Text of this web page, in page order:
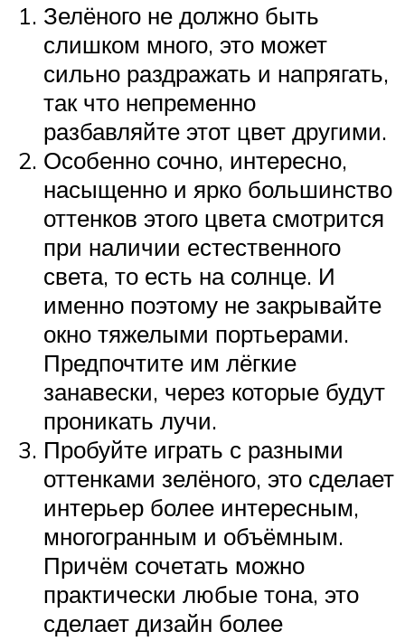
Зелёного не должно быть
слишком много, это может
сильно раздражать и напрягать,
так что непременно
разбавляйте этот цвет другими.
Особенно сочно, интересно,
насыщенно и ярко большинство
оттенков этого цвета смотрится
при наличии естественного
света, то есть на солнце. И
именно поэтому не закрывайте
окно тяжелыми портьерами.
Предпочтите им лёгкие
занавески, через которые будут
проникать лучи.
Пробуйте играть с разными
оттенками зелёного, это сделает
интерьер более интересным,
многогранным и объёмным.
Причём сочетать можно
практически любые тона, это
сделает дизайн более